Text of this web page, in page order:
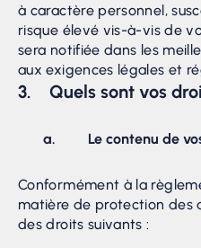
à caractère personnel,
risque élevé vis-à-vis de
sera notifiée dans les
aux exigences légales et
3. Quels sont vos
a. Le contenu de vos
Conformément à la
matière de protection des
des droits suivants :